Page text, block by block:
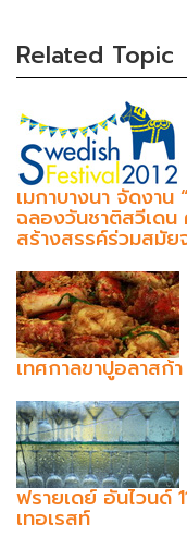
Related Topic
เมกาบางนา จัดงาน
ฉลองวันชาติสวีเดน
สร้างสรรค์ร่วมสมั
เทศกาลขาปูอลาสก้
ฟรายเดย์ อันไวนด์
เทอเรสท์